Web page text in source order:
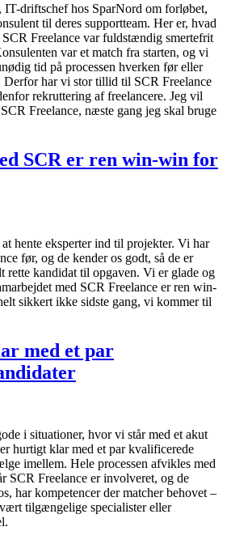
IT-driftschef hos SparNord om forløbet,
til deres supportteam. Her er, hvad
SCR Freelance var fuldstændig smertefrit
var et match fra starten, og vi
tid på processen hverken før eller
Derfor har vi stor tillid til SCR Freelance
rekruttering af freelancere. Jeg vil
Freelance, næste gang jeg skal bruge
SCR er ren win-win for
hente eksperter ind til projekter. Vi har
før, og de kender os godt, så de er
rette kandidat til opgaven. Vi er glade og
med SCR Freelance er ren win-
sikkert ikke sidste gang, vi kommer til
med et par
i situationer, hvor vi står med et akut
hurtigt klar med et par kvalificerede
imellem. Hele processen afvikles med
SCR Freelance er involveret, og de
har kompetencer der matcher behovet –
tilgængelige specialister eller